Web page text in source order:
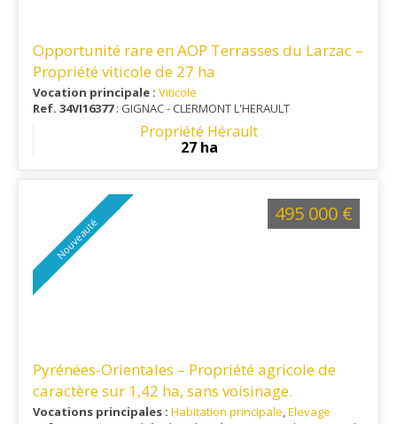
Opportunité rare en AOP Terrasses du Larzac –
Propriété viticole de 27 ha
Vocation principale : Viticole
Ref. 34VI16377: GIGNAC - CLERMONT L'HERAULT
Propriété Hérault
27 ha
Nouveauté
Pyrénées-Orientales – Propriété agricole de
caractère sur 1,42 ha, sans voisinage.
Vocations principales : Habitation principale,Elevage
495 000 €